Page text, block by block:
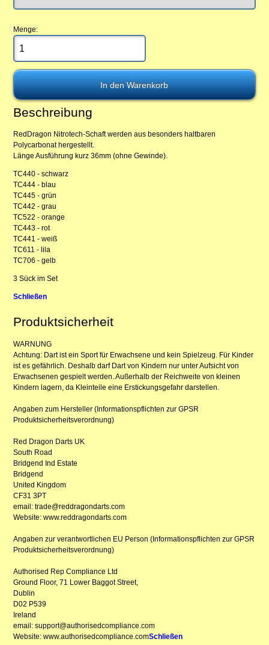
Menge:
Beschreibung
RedDragon Nitrotech-Schaft werden aus besonders haltbaren
Polycarbonat hergestellt.
Länge Ausführung kurz 36mm (ohne Gewinde).
TC440 - schwarz
TC444 - blau
TC445 - grün
TC442 - grau
TC522 - orange
TC443 - rot
TC441 - weiß
TC611 - lila
TC706 - gelb
3 Sück im Set
Schließen
Produktsicherheit
WARNUNG
Achtung: Dart ist ein Sport für Erwachsene und kein Spielzeug. Für Kinder
ist es gefährlich. Deshalb darf Dart von Kindern nur unter Aufsicht von
Erwachsenen gespielt werden. Außerhalb der Reichweite von kleinen
Kindern lagern, da Kleinteile eine Erstickungsgefahr darstellen.
Angaben zum Hersteller (Informationspflichten zur GPSR
Produktsicherheitsverordnung)
Red Dragon Darts UK
South Road
Bridgend Ind Estate
Bridgend
United Kingdom
CF31 3PT
email: trade@reddragondarts.com
Website: www.reddragondarts.com
Angaben zur verantwortlichen EU Person (Informationspflichten zur GPSR
Produktsicherheitsverordnung)
Authorised Rep Compliance Ltd
Ground Floor, 71 Lower Baggot Street,
Dublin
D02 P539
Ireland
email: support@authorisedcompliance.com
Website: www.authorisedcompliance.comSchließen